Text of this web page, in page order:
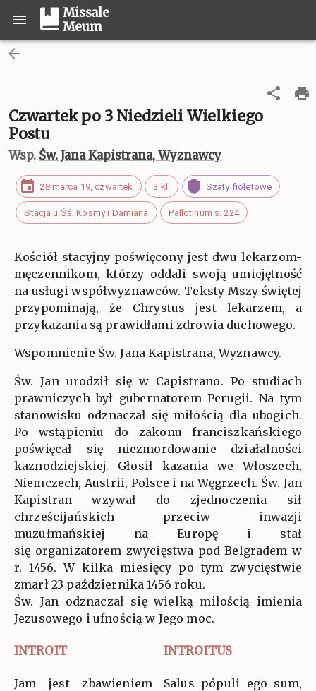
Missale
Meum
Czwartek po 3 Niedzieli Wielkiego
Postu
Wsp. Św. Jana Kapistrana, Wyznawcy
28 marca 19, czwartek 3 kl. Szaty fioletowe
Stacja u Śś. Kosmy i Damiana Pallotinum s. 224
Kościół stacyjny poświęcony jest dwu lekarzom-
męczennikom, którzy oddali swoją umiejętność
na usługi współwyznawców. Teksty Mszy świętej
przypominają, że Chrystus jest lekarzem, a
przykazania są prawidłami zdrowia duchowego.
Wspomnienie Św. Jana Kapistrana, Wyznawcy.
Św. Jan urodził się w Capistrano. Po studiach
prawniczych był gubernatorem Perugii. Na tym
stanowisku odznaczał się miłością dla ubogich.
Po wstąpieniu do zakonu franciszkańskiego
poświęcał się niezmordowanie działalności
kaznodziejskiej. Głosił kazania we Włoszech,
Niemczech, Austrii, Polsce i na Węgrzech. Św. Jan
Kapistran wzywał do zjednoczenia sił
chrześcijańskich przeciw inwazji
muzułmańskiej na Europę i stał
się organizatorem zwycięstwa pod Belgradem w
r. 1456. W kilka miesięcy po tym zwycięstwie
zmarł 23 października 1456 roku.
Św. Jan odznaczał się wielką miłością imienia
Jezusowego i ufnością w Jego moc.
INTROIT INTROITUS
Jam jest zbawieniem
Salus pópuli ego sum,